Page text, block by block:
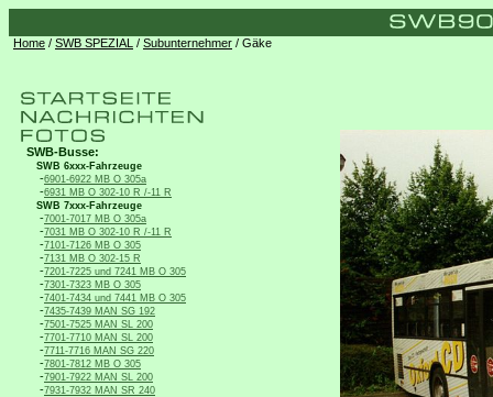
Home / SWB SPEZIAL / Subunternehmer / Gäke
SWB-Busse:
SWB 6xxx-Fahrzeuge
-6901-6922 MB O 305a
-6931 MB O 302-10 R /-11 R
SWB 7xxx-Fahrzeuge
-7001-7017 MB O 305a
-7031 MB O 302-10 R /-11 R
-7101-7126 MB O 305
-7131 MB O 302-15 R
-7201-7225 und 7241 MB O 305
-7301-7323 MB O 305
-7401-7434 und 7441 MB O 305
-7435-7439 MAN SG 192
-7501-7525 MAN SL 200
-7701-7710 MAN SL 200
-7711-7716 MAN SG 220
-7801-7812 MB O 305
-7901-7922 MAN SL 200
-7931-7932 MAN SR 240